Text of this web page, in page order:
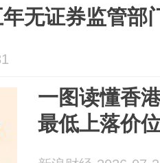
无证券监管
一图读懂香
最低上落价